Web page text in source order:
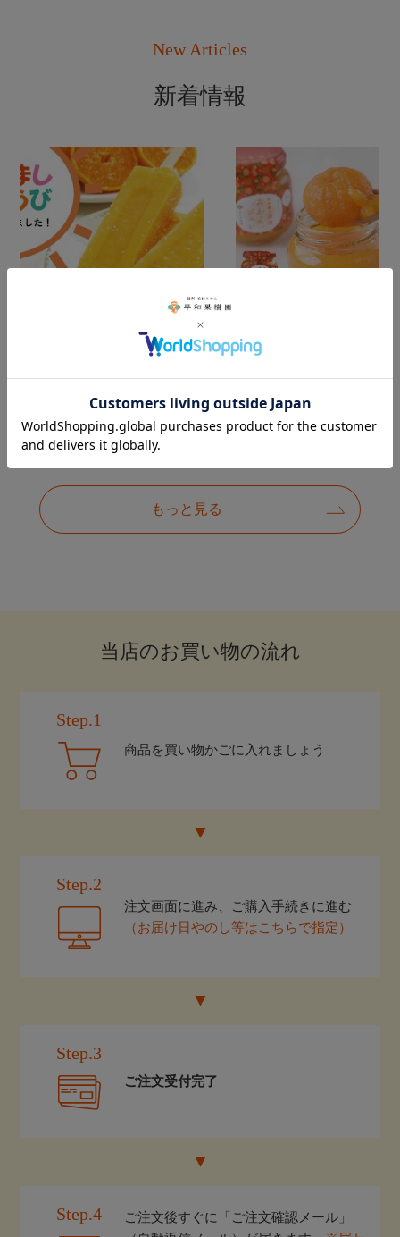
当店のお買い物の流れ
Step.1
商品を買い物かごに入れましょう
Step.2
注文画面に進み、ご購入手続きに進む
（お届け日やのし等はこちらで指定）
Step.3
ご注文受付完了
Step.4
ご注文後すぐに「ご注文確認メール」